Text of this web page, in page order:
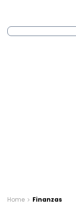
Home Finanzas